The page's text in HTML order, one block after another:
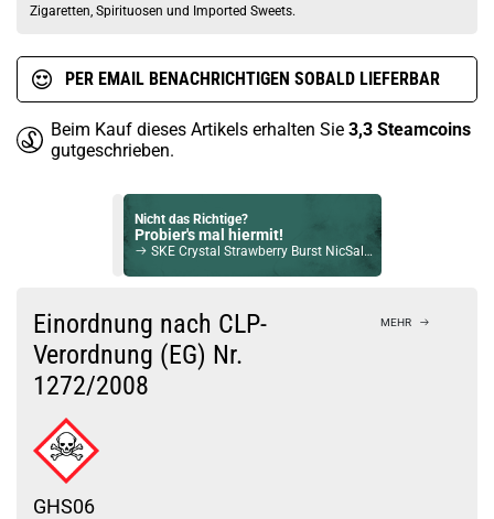
Zigaretten, Spirituosen und Imported Sweets.
PER EMAIL BENACHRICHTIGEN SOBALD LIEFERBAR
Beim Kauf dieses Artikels erhalten Sie 3,3 Steamcoins
gutgeschrieben.
Nicht das Richtige?
Probier's mal hiermit!
SKE Crystal Strawberry Burst NicSalt Liquid 10ml / 20mg
Check das mal!
SMOK Novo Pod-Clear Meshed Ersatzpod (3er Pack) 0,6Ohm
Du willst Kröten sparen?
Schau mal hier!
Einordnung nach CLP-
Verordnung (EG) Nr.
1272/2008
MEHR
GHS06